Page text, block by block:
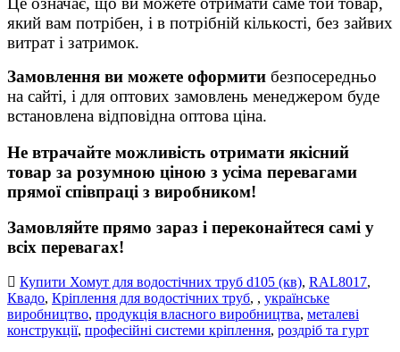
який вам потрібен, і в потрібній кількості, без зайвих
витрат і затримок.
Замовлення ви можете оформити безпосередньо
на сайті, і для оптових замовлень менеджером буде
встановлена відповідна оптова ціна.
Не втрачайте можливість отримати якісний
товар за розумною ціною з усіма перевагами
прямої співпраці з виробником!
Замовляйте прямо зараз і переконайтеся самі у
всіх перевагах!
Купити Хомут для водостічних труб d105 (кв), RAL8017,
Квадо, Кріплення для водостічних труб, , українське
виробництво, продукція власного виробництва, металеві
конструкції, професійні системи кріплення, роздріб та гурт